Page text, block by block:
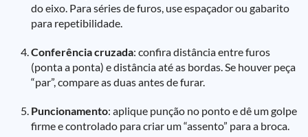
do eixo. Para séries de furos, use espaçador ou gabarito
para repetibilidade.
Conferência cruzada: confira distância entre furos
(ponta a ponta) e distância até as bordas. Se houver peça
“par”, compare as duas antes de furar.
Puncionamento: aplique punção no ponto e dê um golpe
firme e controlado para criar um “assento” para a broca.